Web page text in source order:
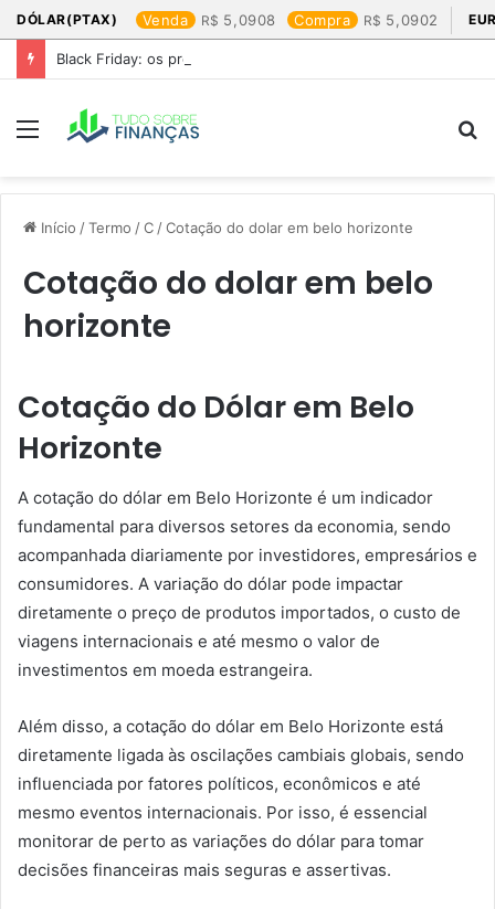
DÓLAR(PTAX) Venda 5,0908 Compra 5,0902
Black Friday: os produtos que mais valem a pena
Menu
Início /Termo /C /Cotação do dolar em belo horizonte​
Cotação do dolar em belo
horizonte​
Cotação do Dólar em Belo
Horizonte
A cotação do dólar em Belo Horizonte é um indicador
fundamental para diversos setores da economia, sendo
acompanhada diariamente por investidores, empresários e
consumidores. A variação do dólar pode impactar
diretamente o preço de produtos importados, o custo de
viagens internacionais e até mesmo o valor de
investimentos em moeda estrangeira.
Além disso, a cotação do dólar em Belo Horizonte está
diretamente ligada às oscilações cambiais globais, sendo
influenciada por fatores políticos, econômicos e até
mesmo eventos internacionais. Por isso, é essencial
monitorar de perto as variações do dólar para tomar
decisões financeiras mais seguras e assertivas.